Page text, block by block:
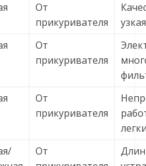
От
прикуривателя
От
прикуривателя
От
прикуривателя
От